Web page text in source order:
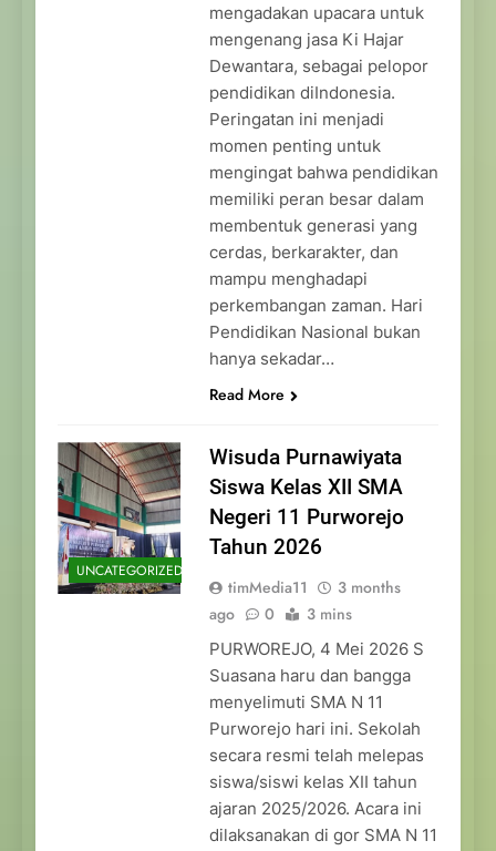
mengadakan upacara untuk
mengenang jasa Ki Hajar
Dewantara, sebagai pelopor
pendidikan diIndonesia.
Peringatan ini menjadi
momen penting untuk
mengingat bahwa pendidikan
memiliki peran besar dalam
membentuk generasi yang
cerdas, berkarakter, dan
mampu menghadapi
perkembangan zaman. Hari
Pendidikan Nasional bukan
hanya sekadar…
Read More
UNCATEGORIZED
Wisuda Purnawiyata
Siswa Kelas XII SMA
Negeri 11 Purworejo
Tahun 2026
timMedia11
3 months
ago
0 3 mins
PURWOREJO, 4 Mei 2026 S
Suasana haru dan bangga
menyelimuti SMA N 11
Purworejo hari ini. Sekolah
secara resmi telah melepas
siswa/siswi kelas XII tahun
ajaran 2025/2026. Acara ini
dilaksanakan di gor SMA N 11